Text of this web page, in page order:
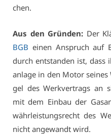
chen.
Aus den Grün­den: Der
BGB ei­nen An­spruch auf
durch ent­stan­den ist,
an­la­ge in den Mo­tor
gel des Werk­ver­trags an
mit dem Ein­bau der
währ­leis­tungs­recht des
nicht an­ge­wandt wird.